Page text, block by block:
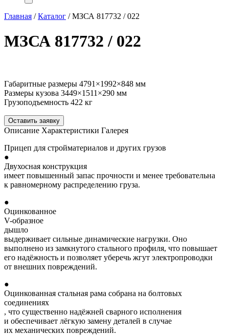
Главная /Каталог /МЗСА 817732 / 022
МЗСА 817732 / 022
Габаритные размеры 4791×1992×848 мм
Размеры кузова 3449×1511×290 мм
Грузоподъемность 422 кг
Оставить заявку
Описание Характеристики Галерея
Прицеп для стройматериалов и других грузов
●
Двухосная конструкция
имеет повышенный запас прочности и менее требовательна
к равномерному распределению груза.
●
Оцинкованное
V-образное
дышло
выдерживает сильные динамические нагрузки. Оно
выполнено из замкнутого стального профиля, что повышает
его надёжность и позволяет уберечь жгут электропроводки
от внешних повреждений.
●
Оцинкованная стальная рама собрана на болтовых
соединениях
, что существенно надёжней сварного исполнения
и обеспечивает лёгкую замену деталей в случае
их механических повреждений.